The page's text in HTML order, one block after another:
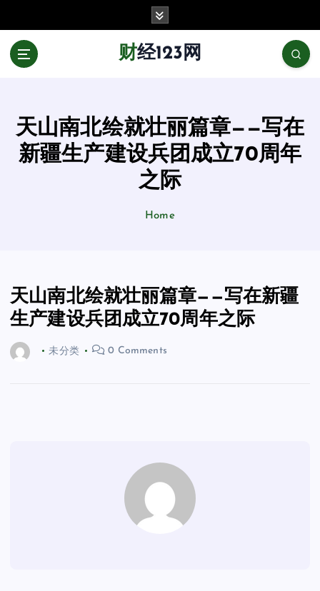
财经123网
天山南北绘就壮丽篇章——写在
新疆生产建设兵团成立70周年
之际
Home
天山南北绘就壮丽篇章——写在新疆
生产建设兵团成立70周年之际
未分类 0 Comments